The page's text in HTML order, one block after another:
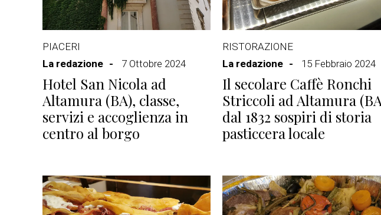
PIACERI
La redazione
7 Ottobre 2024
Hotel San Nicola ad
Altamura (BA), classe,
servizi e accoglienza in
centro al borgo
RISTORAZIONE
La redazione
15 Febbraio 2024
Il secolare Caffè Ronchi
Striccoli ad Altamura
dal 1832 sospiri di storia
pasticcera locale